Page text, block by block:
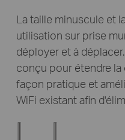
La taille minuscule et
utilisation sur prise
déployer et à
conçu pour étendre la
façon pratique et
WiFi existant afin